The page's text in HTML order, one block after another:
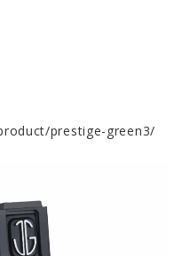
prestige-green3/